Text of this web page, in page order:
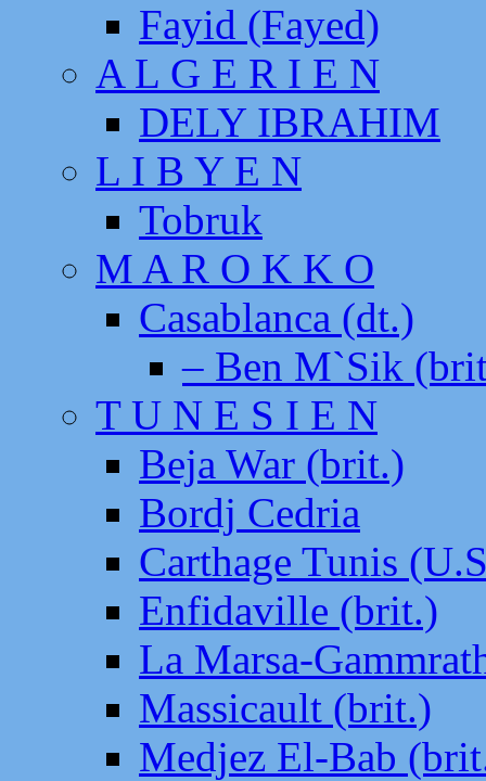
Fayid (Fayed)
A L G E R I E N
DELY IBRAHIM
L I B Y E N
Tobruk
M A R O K K O
Casablanca (dt.)
– Ben M`Sik
T U N E S I E N
Beja War (brit.)
Bordj Cedria
Carthage Tunis
Enfidaville (brit.)
La Marsa-
Massicault (brit.)
Medjez El-Bab